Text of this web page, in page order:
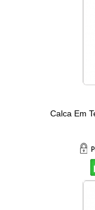
Calca Em